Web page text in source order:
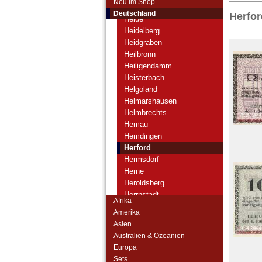
Deutschland
Heessen
Heide
Heidelberg
Heidgraben
Heilbronn
Heiligendamm
Heisterbach
Helgoland
Helmarshausen
Helmbrechts
Hemau
Hemdingen
Herford
Hermsdorf
Herne
Heroldsberg
Herrnstadt
Hildburghausen
Afrika
Amerika
Asien
Australien & Ozeanien
Europa
Sets